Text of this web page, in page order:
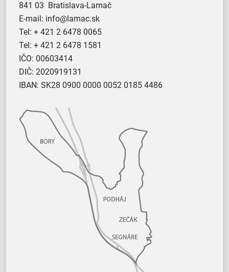
841 03 Bratislava-Lamač
E-mail: info@lamac.sk
Tel: + 421 2 6478 0065
Tel: + 421 2 6478 1581
IČO: 00603414
DIČ: 2020919131
IBAN: SK28 0900 0000 0052 0185 4486